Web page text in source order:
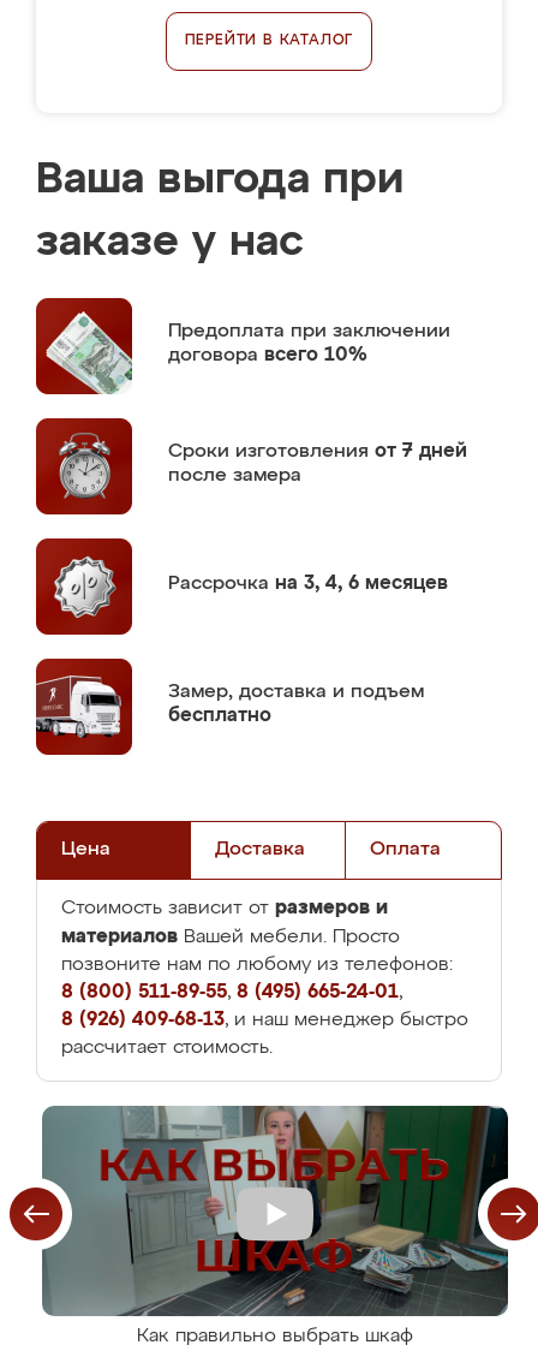
ПЕРЕЙТИ В КАТАЛОГ
Ваша выгода при
заказе у нас
Предоплата при заключении
договора всего 10%
Сроки изготовления от 7 дней
после замера
Рассрочка на 3, 4, 6 месяцев
Замер, доставка и подъем
бесплатно
Цена Доставка Оплата
Стоимость зависит от размеров и
материалов Вашей мебели. Просто
позвоните нам по любому из телефонов:
8 (800) 511-89-55, 8 (495) 665-24-01,
8 (926) 409-68-13, и наш менеджер быстро
рассчитает стоимость.
Как правильно выбрать шкаф